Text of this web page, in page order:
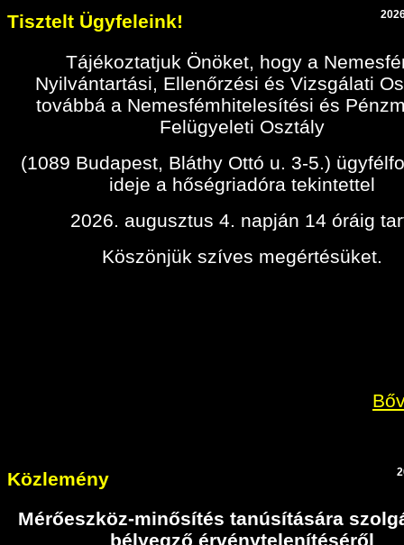
Tisztelt Ügyfeleink!
Tájékoztatjuk Önöket, hogy a
Nyilvántartási, Ellenőrzési és Vizsgálati
továbbá a Nemesfémhitelesítési és
Felügyeleti Osztály
(1089 Budapest, Bláthy Ottó u. 3-5.)
ideje a hőségriadóra tekintettel
2026. augusztus 4. napján 14 óráig
Köszönjük szíves megértésüket.
Közlemény
Mérőeszköz-minősítés tanúsítására
bélyegző érvénytelenítéséről